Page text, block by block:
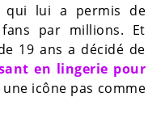
qui lui a permis de
par millions. Et
19 ans a décidé de
en lingerie pour
icône pas comme